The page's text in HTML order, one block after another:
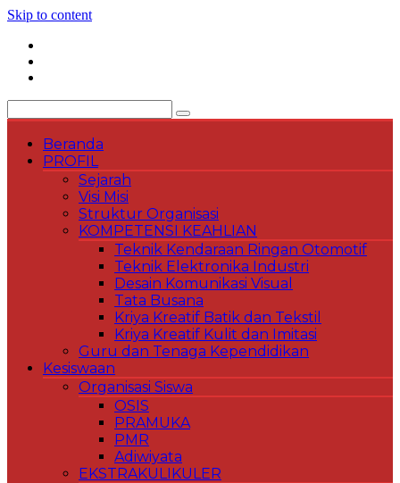
Skip to content
Beranda
PROFIL
Sejarah
Visi Misi
Struktur Organisasi
KOMPETENSI KEAHLIAN
Teknik Kendaraan Ringan Otomotif
Teknik Elektronika Industri
Desain Komunikasi Visual
Tata Busana
Kriya Kreatif Batik dan Tekstil
Kriya Kreatif Kulit dan Imitasi
Guru dan Tenaga Kependidikan
Kesiswaan
Organisasi Siswa
OSIS
PRAMUKA
PMR
Adiwiyata
EKSTRAKULIKULER